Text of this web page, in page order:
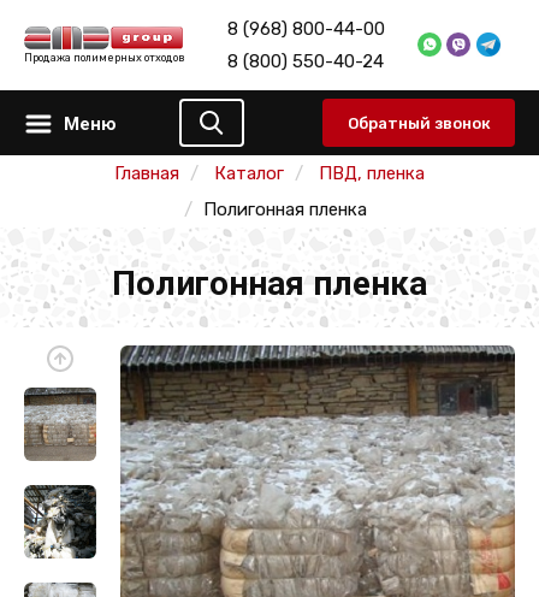
Продажа полимерных отходов
8 (968) 800-44-00
8 (800) 550-40-24
Меню Обратный звонок
Главная Каталог
ПВД, пленка
Полигонная пленка
Полигонная пленка